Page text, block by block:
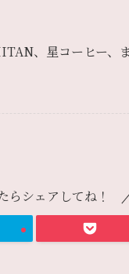
、星コーヒー、
らシェアしてね！